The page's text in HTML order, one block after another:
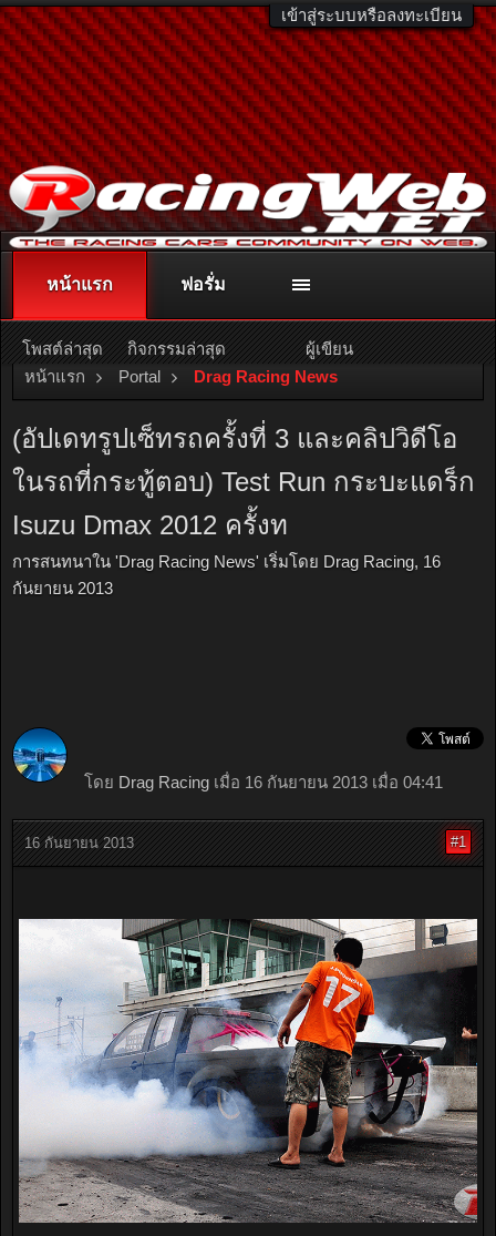
เข้าสู่ระบบหรือลงทะเบียน
ติดต่อลงโฆษณา racingweb@gmail.comหรือโทร. 081-811-1138
หรืออ่านรายละเอียดเพิ่มเติม คลิกที่นี่
หน้าแรก Portal Drag Racing News
(อัปเดทรูปเซ็ทรถครั้งที่ 3 และคลิปวิดีโอ
ในรถที่กระทู้ตอบ) Test Run กระบะแดร็ก
Isuzu Dmax 2012 ครั้งท
การสนทนาใน 'Drag Racing News' เริ่มโดย Drag Racing, 16
กันยายน 2013
โดย Drag Racing เมื่อ 16 กันยายน 2013 เมื่อ 04:41
16 กันยายน 2013 #1
หน้าแรก
โพสต์ล่าสุด กิจกรรมล่าสุด ผู้เขียน
ฟอรั่ม